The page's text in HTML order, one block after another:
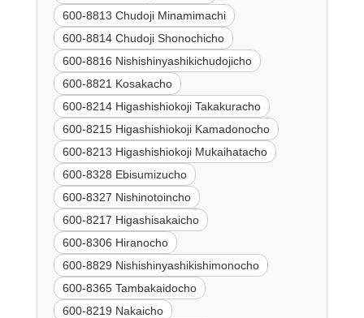
600-8813 Chudoji Minamimachi
600-8814 Chudoji Shonochicho
600-8816 Nishishinyashikichudojicho
600-8821 Kosakacho
600-8214 Higashishiokoji Takakuracho
600-8215 Higashishiokoji Kamadonocho
600-8213 Higashishiokoji Mukaihatacho
600-8328 Ebisumizucho
600-8327 Nishinotoincho
600-8217 Higashisakaicho
600-8306 Hiranocho
600-8829 Nishishinyashikishimonocho
600-8365 Tambakaidocho
600-8219 Nakaicho